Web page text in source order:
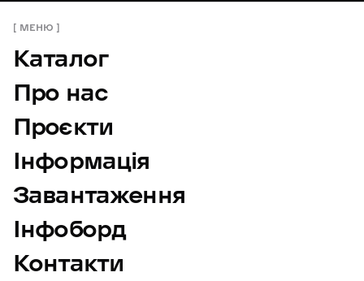
МЕНЮ
Каталог
Про нас
Проєкти
Інформація
Завантаження
Інфоборд
Контакти